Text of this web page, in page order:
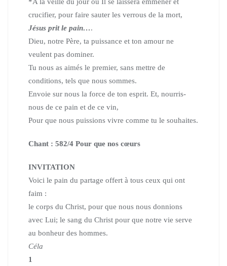
crucifier, pour faire sauter les verrous de la mort,
Jésus prit le pain….
Dieu, notre Père, ta puissance et ton amour ne
veulent pas dominer.
Tu nous as aimés le premier, sans mettre de
conditions, tels que nous sommes.
Envoie sur nous la force de ton esprit. Et, nourris-
nous de ce pain et de ce vin,
Pour que nous puissions vivre comme tu le souhaites.
Chant : 582/4 Pour que nos cœurs
INVITATION
Voici le pain du partage offert à tous ceux qui ont
faim :
le corps du Christ, pour que nous nous donnions
avec Lui; le sang du Christ pour que notre vie serve
au bonheur des hommes.
Céla
1